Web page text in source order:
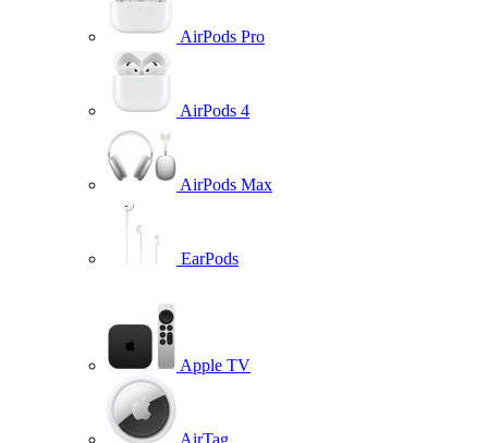
AirPods Pro
AirPods 4
AirPods Max
EarPods
Apple TV